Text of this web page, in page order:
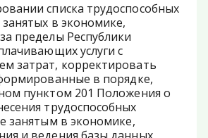
списка трудоспособных
в экономике,
пределы Республики
услуги с
затрат, корректировать
в порядке,
пунктом 201 Положения о
трудоспособных
занятым в экономике,